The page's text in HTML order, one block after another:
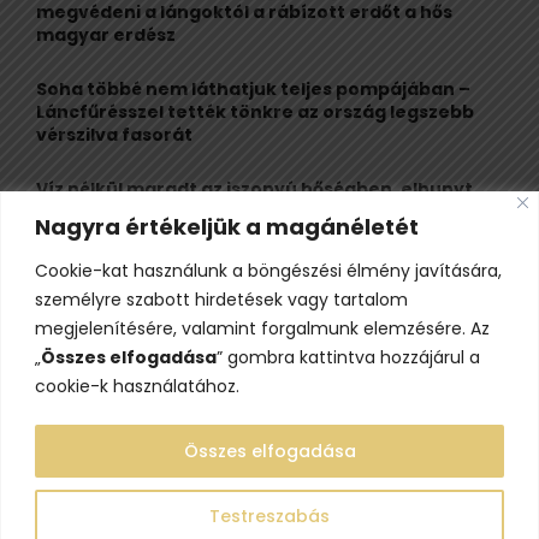
Nagyra értékeljük a magánéletét
Cookie-kat használunk a böngészési élmény javítására,
személyre szabott hirdetések vagy tartalom
megjelenítésére, valamint forgalmunk elemzésére. Az
„Összes elfogadása” gombra kattintva hozzájárul a
cookie-k használatához.
Testreszabás
Összes elfogadása
megvédeni a lángoktól a rábízott erdőt a hős
magyar erdész
Soha többé nem láthatjuk teljes pompájában –
Láncfűrésszel tették tönkre az ország legszebb
vérszilva fasorát
Víz nélkül maradt az iszonyú hőségben, elhunyt
egy kiránduló a legnépszerűbb horvát
hegységben
Felbecsülhetetlen értékű honfoglaláskori
leletegyüttes került elő Pest megyében – videóval